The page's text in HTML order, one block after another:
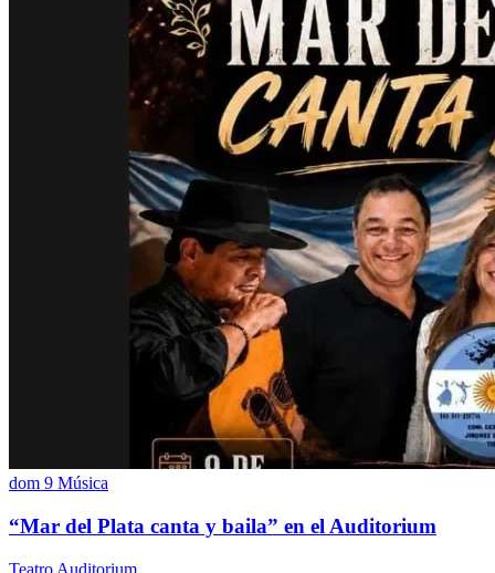
dom 9 Música
“Mar del Plata canta y baila” en el Auditorium
Teatro Auditorium